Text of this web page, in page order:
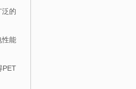
泛的
性能
PET